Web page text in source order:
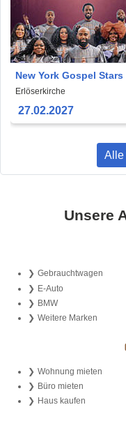
New York Gospel Stars
Erlöserkirche
27.02.2027
Alle
Unsere
Gebrauchtwagen
E-Auto
BMW
Weitere Marken
Wohnung mieten
Büro mieten
Haus kaufen